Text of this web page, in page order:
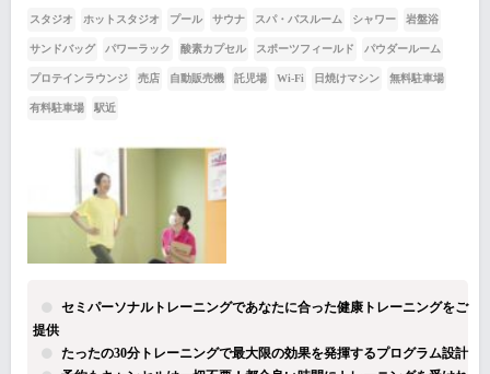
スタジオ ホットスタジオ プール サウナ スパ・バスルーム シャワー 岩盤浴
サンドバッグ パワーラック 酸素カプセル スポーツフィールド パウダールーム
プロテインラウンジ 売店 自動販売機 託児場 Wi-Fi 日焼けマシン 無料駐車場
有料駐車場 駅近
セミパーソナルトレーニングであなたに合った健康トレーニングをご
提供
たったの30分トレーニングで最大限の効果を発揮するプログラム設計